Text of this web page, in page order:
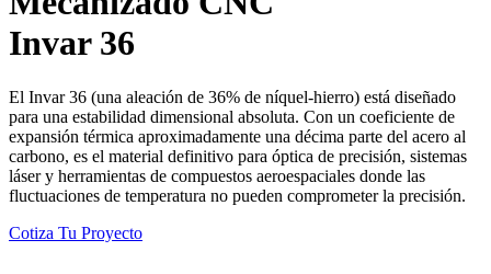
Invar 36
El Invar 36 (una aleación de 36% de níquel-hierro) está diseñado
para una estabilidad dimensional absoluta. Con un coeficiente de
expansión térmica aproximadamente una décima parte del acero al
carbono, es el material definitivo para óptica de precisión, sistemas
láser y herramientas de compuestos aeroespaciales donde las
fluctuaciones de temperatura no pueden comprometer la precisión.
Cotiza Tu Proyecto